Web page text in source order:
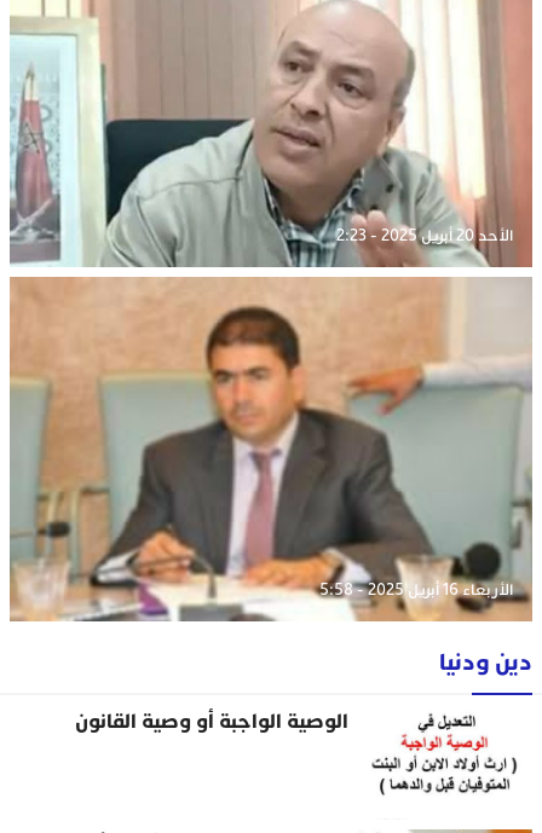
الأحد 20 أبريل 2025 - 2:23
الأربعاء 16 أبريل 2025 - 5:58
دين ودنيا
الوصية الواجبة أو وصية القانون